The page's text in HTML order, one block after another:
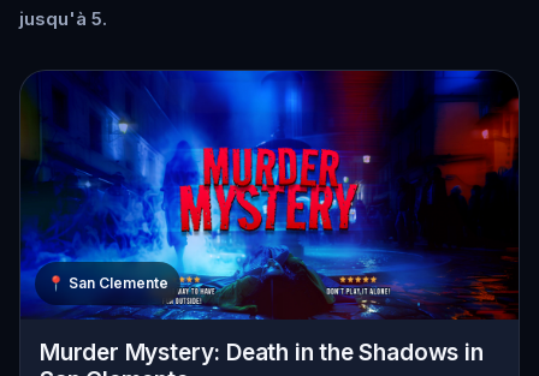
jusqu'à 5.
📍 San Clemente
Murder Mystery: Death in the Shadows in